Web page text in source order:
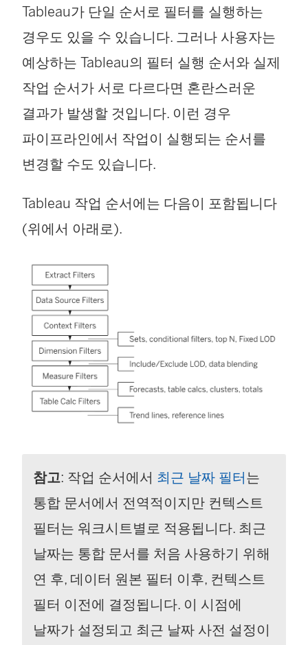
Tableau가 단일 순서로 필터를 실행하는
경우도 있을 수 있습니다. 그러나 사용자는
예상하는 Tableau의 필터 실행 순서와 실제
작업 순서가 서로 다르다면 혼란스러운
결과가 발생할 것입니다. 이런 경우
파이프라인에서 작업이 실행되는 순서를
변경할 수도 있습니다.
Tableau 작업 순서에는 다음이 포함됩니다
(위에서 아래로).
참고: 작업 순서에서 최근 날짜 필터는
통합 문서에서 전역적이지만 컨텍스트
필터는 워크시트별로 적용됩니다. 최근
날짜는 통합 문서를 처음 사용하기 위해
연 후, 데이터 원본 필터 이후, 컨텍스트
필터 이전에 결정됩니다. 이 시점에
날짜가 설정되고 최근 날짜 사전 설정이